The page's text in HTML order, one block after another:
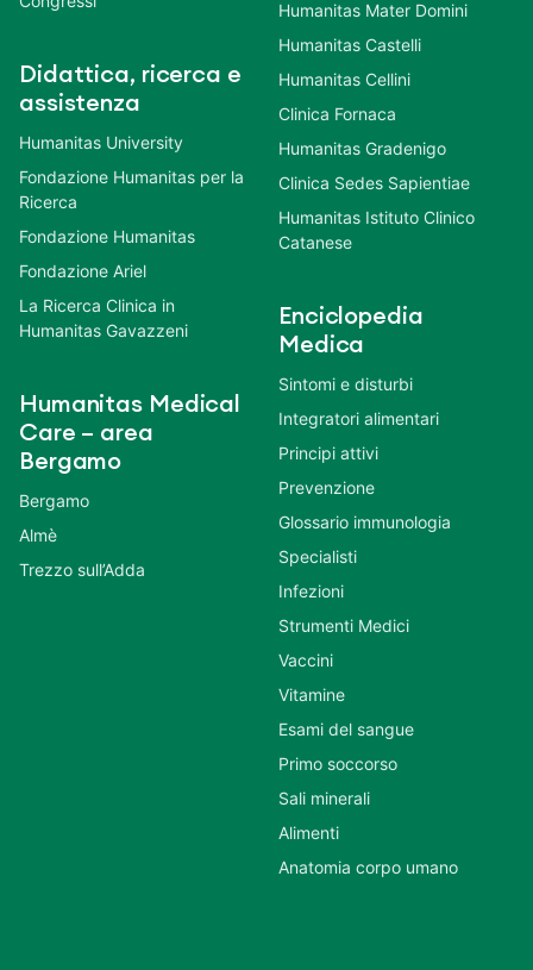
Didattica, ricerca e
assistenza
Humanitas University
Fondazione Humanitas per la
Ricerca
Fondazione Humanitas
Fondazione Ariel
La Ricerca Clinica in
Humanitas Gavazzeni
Humanitas Medical
Care – area
Bergamo
Bergamo
Almè
Trezzo sull’Adda
Humanitas Mater Domini
Humanitas Castelli
Humanitas Cellini
Clinica Fornaca
Humanitas Gradenigo
Clinica Sedes Sapientiae
Humanitas Istituto Clinico
Catanese
Enciclopedia
Medica
Sintomi e disturbi
Integratori alimentari
Principi attivi
Prevenzione
Glossario immunologia
Specialisti
Infezioni
Strumenti Medici
Vaccini
Vitamine
Esami del sangue
Primo soccorso
Sali minerali
Alimenti
Anatomia corpo umano